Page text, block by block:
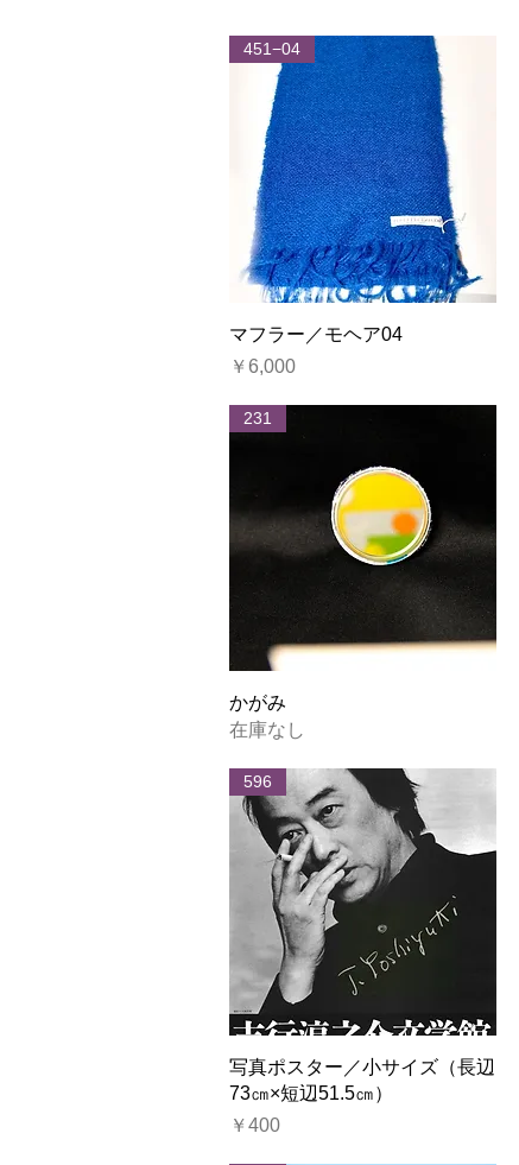
クイックビュー
451−04
マフラー／モヘア04
価格
￥6,000
231
かがみ
在庫なし
クイックビュー
596
写真ポスター／小サイズ（長辺
73㎝×短辺51.5㎝）
価格
￥400